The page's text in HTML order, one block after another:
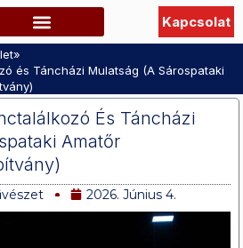
Kapcsolat
»
és Táncházi Mulatság (A Sárospataki
És Táncházi
Amatőr
2026. Június 4.